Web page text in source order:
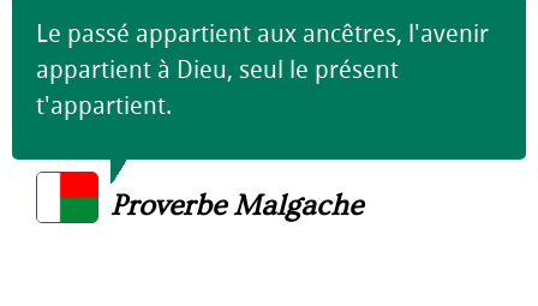
Le passé appartient aux ancêtres, l'avenir
appartient à Dieu, seul le présent
t'appartient.
Proverbe Malgache